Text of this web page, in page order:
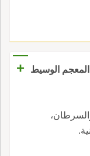
المعجم الوسيط
+